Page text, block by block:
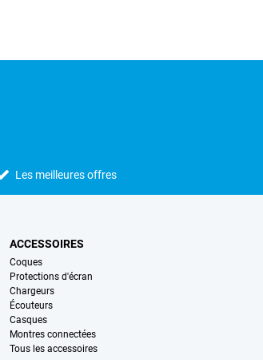
Les meilleures offres
ACCESSOIRES
Coques
Protections d'écran
Chargeurs
Écouteurs
Casques
Montres connectées
Tous les accessoires